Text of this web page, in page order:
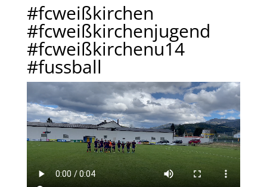
#fcweißkirchen
#fcweißkirchenjugend
#fcweißkirchenu14
#fussball